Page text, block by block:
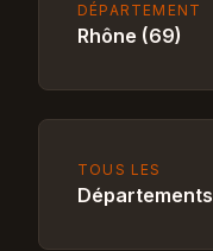
DÉPARTEMENT
Rhône (69)
TOUS LES
Départements